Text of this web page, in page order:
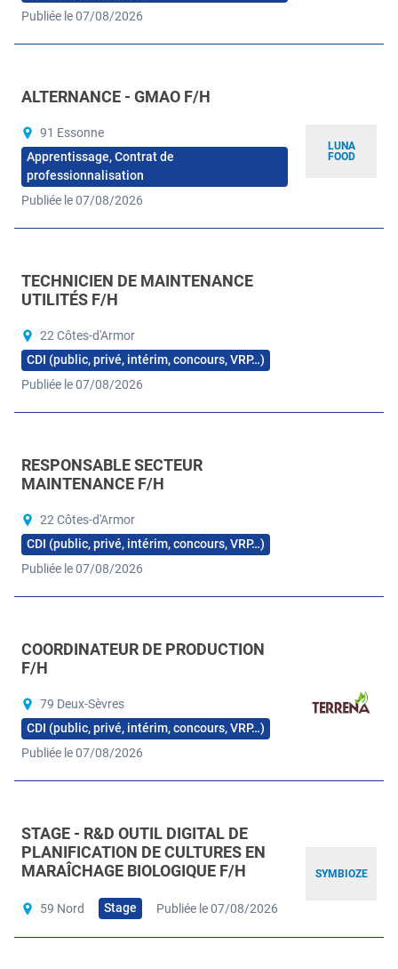
Publiée le 07/08/2026
LUNA
FOOD
ALTERNANCE - GMAO F/H
91 Essonne
Apprentissage, Contrat de
professionnalisation
Publiée le 07/08/2026
TECHNICIEN DE MAINTENANCE
UTILITÉS F/H
22 Côtes-d'Armor
CDI (public, privé, intérim, concours, VRP…)
Publiée le 07/08/2026
RESPONSABLE SECTEUR
MAINTENANCE F/H
22 Côtes-d'Armor
CDI (public, privé, intérim, concours, VRP…)
Publiée le 07/08/2026
COORDINATEUR DE PRODUCTION
F/H
79 Deux-Sèvres
CDI (public, privé, intérim, concours, VRP…)
Publiée le 07/08/2026
SYMBIOZE
STAGE - R&D OUTIL DIGITAL DE
PLANIFICATION DE CULTURES EN
MARAÎCHAGE BIOLOGIQUE F/H
59 Nord Stage Publiée le 07/08/2026